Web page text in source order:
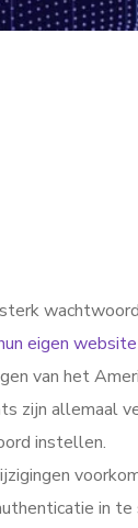
eigen website
van het
zijn allemaal
instellen.
in te